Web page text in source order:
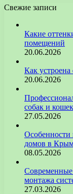
Свежие записи
Какие
помещений
20.06.2026
Как
20.06.2026
собак и кошек
27.05.2026
Особенности
домов в
08.05.2026
Современные
монтажа
27.03.2026